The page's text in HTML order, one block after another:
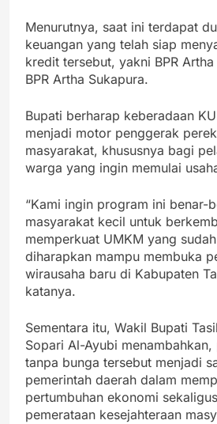
Menurutnya, saat ini terdapat
keuangan yang telah siap
kredit tersebut, yakni BPR
BPR Artha Sukapura.
Bupati berharap keberadaan
menjadi motor penggerak
masyarakat, khususnya bagi
warga yang ingin memulai
“Kami ingin program ini benar-
masyarakat kecil untuk
memperkuat UMKM yang
diharapkan mampu membuka
wirausaha baru di Kabupaten
katanya.
Sementara itu, Wakil Bupati
Sopari Al-Ayubi
tanpa bunga tersebut menjadi
pemerintah daerah dalam
pertumbuhan ekonomi
pemerataan kesejahteraan